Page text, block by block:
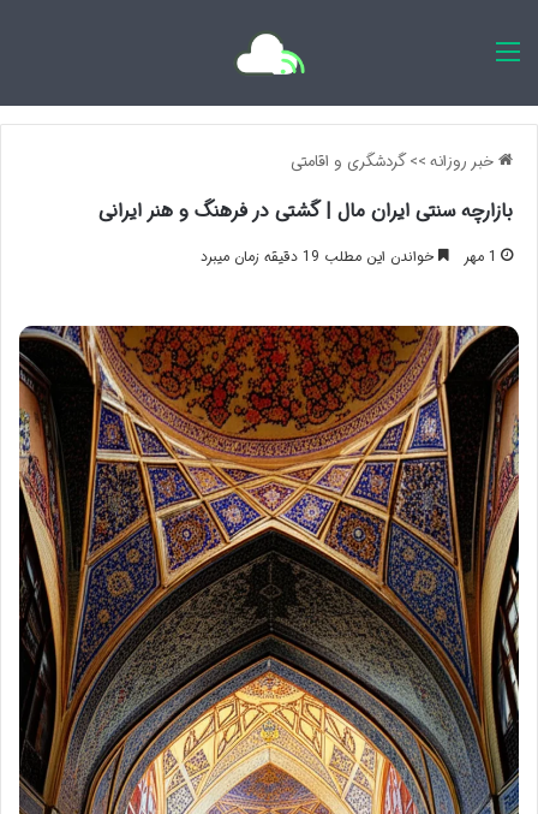
خبر روزانه>>گردشگری و اقامتی
بازارچه سنتی ایران مال | گشتی در فرهنگ و هنر ایرانی
1 مهر خواندن این مطلب 19 دقیقه زمان میبرد